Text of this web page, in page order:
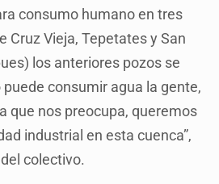
consumo humano en tres
Cruz Vieja, Tepetates y San
los anteriores pozos se
puede consumir agua la gente,
que nos preocupa, queremos
industrial en esta cuenca”,
colectivo.